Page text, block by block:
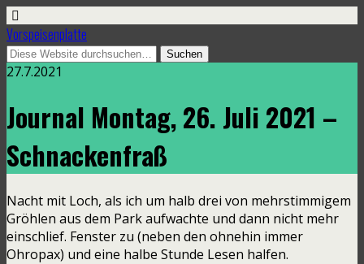
Vorspeisenplatte
27.7.2021
Journal Montag, 26. Juli 2021 –
Schnackenfraß
Nacht mit Loch, als ich um halb drei von mehrstimmigem
Gröhlen aus dem Park aufwachte und dann nicht mehr
einschlief. Fenster zu (neben den ohnehin immer
Ohropax) und eine halbe Stunde Lesen halfen.